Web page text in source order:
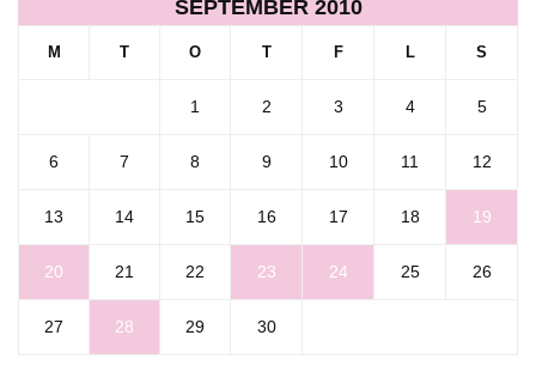
SEPTEMBER 2010
M T O T F L S
1 2 3 4 5
6 7 8 9 10 11 12
13 14 15 16 17 18 19
20 21 22 23 24 25 26
27 28 29 30